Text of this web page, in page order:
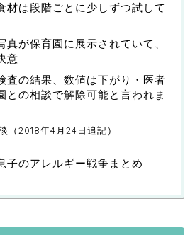
材は段階ごとに少しずつ試して
真が保育園に展示されていて、
意
査の結果、数値は下がり・医者
との相談で解除可能と言われま
（2018年4月24日追記）
子のアレルギー戦争まとめ